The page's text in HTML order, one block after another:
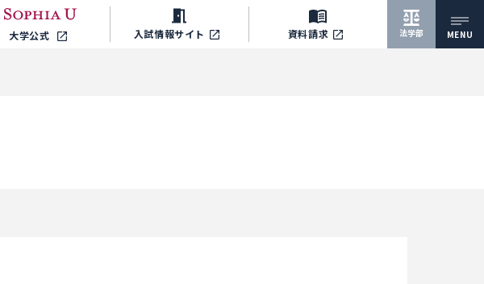
大学公式 入試情報サイト 資料請求 法学部 MENU